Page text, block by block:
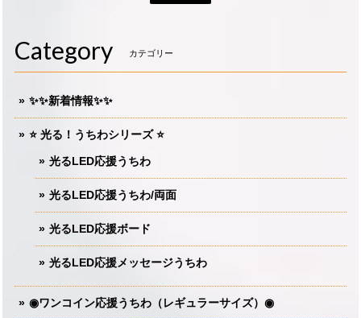
Category カテゴリー
✨✨新着情報✨✨
⭐️ 光る！うちわシリーズ ⭐️
光るLED応援うちわ
光るLED応援うちわ/両面
光るLED応援ボード
光るLED応援メッセージうちわ
◉ワンコイン応援うちわ（レギュラーサイズ）◉